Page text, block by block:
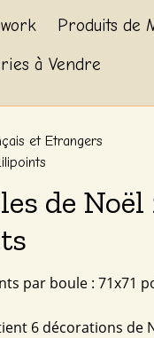
Produits de
à Vendre
et Etrangers
de
par boule : 71x71
6 décorations de